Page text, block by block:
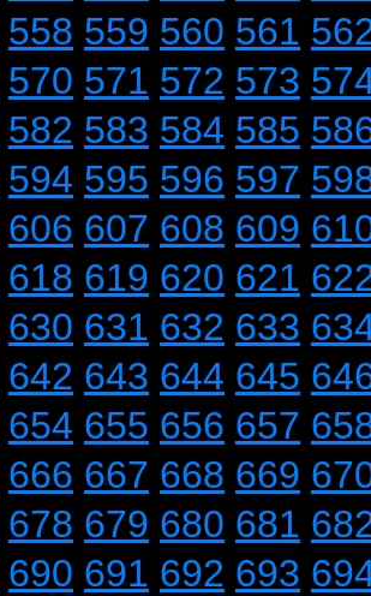
558 559 560 561
570 571 572 573
582 583 584 585
594 595 596 597
606 607 608 609
618 619 620 621
630 631 632 633
642 643 644 645
654 655 656 657
666 667 668 669
678 679 680 681
690 691 692 693